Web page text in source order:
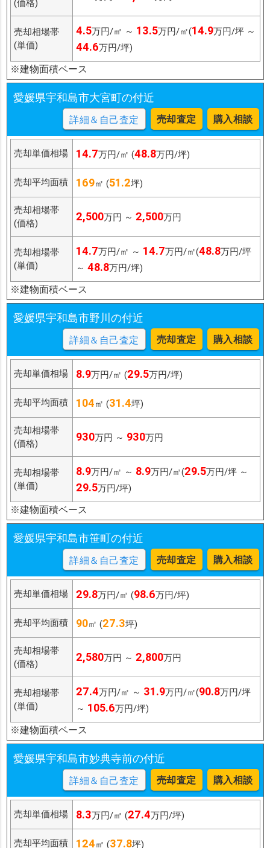
(価格)
売却相場帯
(単価)
4.5万円/㎡ ～ 13.5万円/㎡(14.9万円/坪 ～
44.6万円/坪)
※建物面積ベース
愛媛県宇和島市大宮町の付近
詳細＆自己査定 売却査定 購入相談
売却単価相場 14.7万円/㎡ (48.8万円/坪)
売却平均面積 169㎡ (51.2坪)
売却相場帯
(価格)
2,500万円 ～ 2,500万円
売却相場帯
(単価)
14.7万円/㎡ ～ 14.7万円/㎡(48.8万円/坪
～ 48.8万円/坪)
※建物面積ベース
愛媛県宇和島市野川の付近
詳細＆自己査定 売却査定 購入相談
売却単価相場 8.9万円/㎡ (29.5万円/坪)
売却平均面積 104㎡ (31.4坪)
売却相場帯
(価格)
930万円 ～ 930万円
売却相場帯
(単価)
8.9万円/㎡ ～ 8.9万円/㎡(29.5万円/坪 ～
29.5万円/坪)
※建物面積ベース
愛媛県宇和島市笹町の付近
詳細＆自己査定 売却査定 購入相談
売却単価相場 29.8万円/㎡ (98.6万円/坪)
売却平均面積 90㎡ (27.3坪)
売却相場帯
(価格)
2,580万円 ～ 2,800万円
売却相場帯
(単価)
27.4万円/㎡ ～ 31.9万円/㎡(90.8万円/坪
～ 105.6万円/坪)
※建物面積ベース
愛媛県宇和島市妙典寺前の付近
詳細＆自己査定 売却査定 購入相談
売却単価相場 8.3万円/㎡ (27.4万円/坪)
売却平均面積 124㎡ (37.8坪)